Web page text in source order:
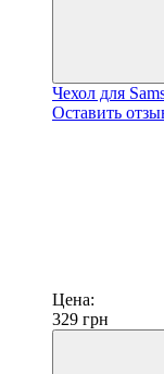
Чехол для
Оставить
Цена:
329 грн